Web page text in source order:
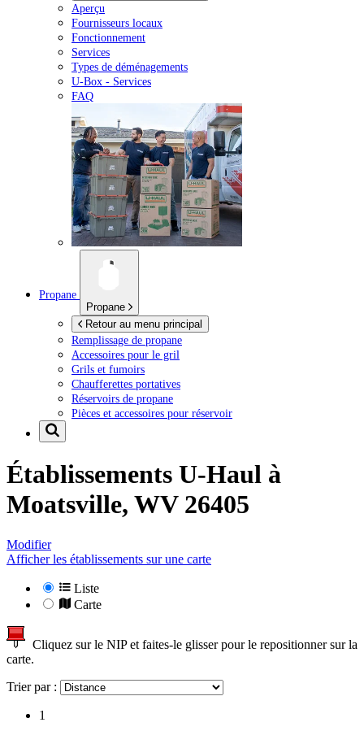
Aperçu
Fournisseurs locaux
Fonctionnement
Services
Types de déménagements
U-Box - Services
FAQ
Propane
Propane
Retour au menu principal
Remplissage de propane
Accessoires pour le gril
Grils et fumoirs
Chaufferettes portatives
Réservoirs de propane
Pièces et accessoires pour réservoir
Établissements U-Haul à
Moatsville, WV 26405
Modifier
Afficher les établissements sur une carte
Liste
Carte
Cliquez sur le NIP et faites-le glisser pour le repositionner sur la
carte.
Trier par :
1